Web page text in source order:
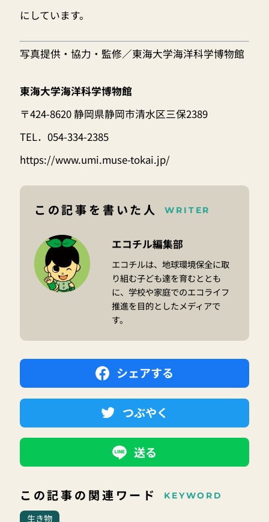
にしています。
写真提供・協力・監修／東海大学海洋科学博物館
東海大学海洋科学博物館
〒424-8620 静岡県静岡市清水区三保2389
TEL．054-334-2385
https://www.umi.muse-tokai.jp/
この記事を書いた人 WRITER
エコチル編集部
エコチルは、地球環境保全に取
り組む子ども達を育むととも
に、学校や家庭でのエコライフ
推進を目的としたメディアで
す。
シェアする
つぶやく
送る
この記事の関連ワード KEYWORD
生き物